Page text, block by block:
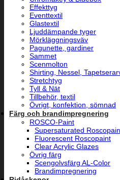
Effekttyg
Eventtextil
Glastextil
Ljuddämpande tyger
Mörkläggningsväv
Pagunette, gardiner
Sammet
Scenmolton
Shirting, Nessel,
Stretchtyg
Tyll & Nät
Tillbehör, textil
Övrigt, konfektion, sömnad
Färg och brandimpregnering
ROSCO-Paint
Supersaturated
Fluorescent Roscopaint
Clear Acrylic Glazes
Övrig färg
Scengolvsfärg AL-Color
Brandimpregnering